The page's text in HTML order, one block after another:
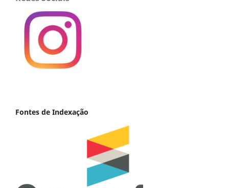
Fontes de Indexação